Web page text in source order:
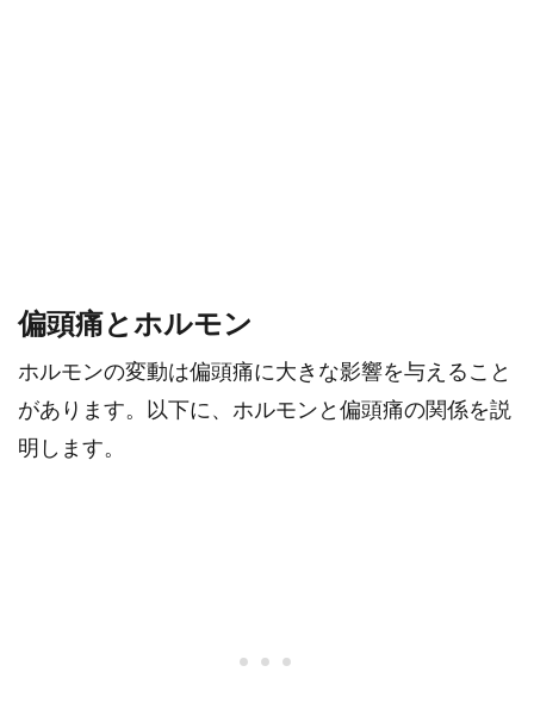
偏頭痛とホルモン
ホルモンの変動は偏頭痛に大きな影響を与えること
があります。以下に、ホルモンと偏頭痛の関係を説
明します。